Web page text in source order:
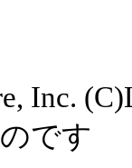
Inc.
です